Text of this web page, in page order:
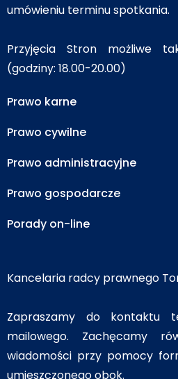
umówieniu terminu spotkania.
Przyjęcia Stron możliwe
(godziny: 18.00-20.00)
Prawo karne
Prawo cywilne
Prawo administracyjne
Prawo gospodarcze
Porady on-line
Kancelaria radcy prawnego
Zapraszamy do kontaktu
mailowego. Zachęcamy
wiadomości przy pomocy
umieszczonego obok.